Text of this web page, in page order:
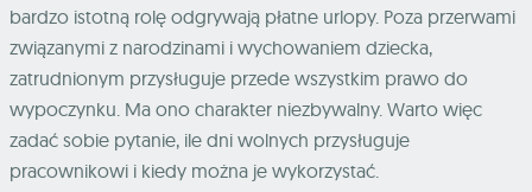
bardzo istotną rolę odgrywają płatne urlopy. Poza przerwami
związanymi z narodzinami i wychowaniem dziecka,
zatrudnionym przysługuje przede wszystkim prawo do
wypoczynku. Ma ono charakter niezbywalny. Warto więc
zadać sobie pytanie, ile dni wolnych przysługuje
pracownikowi i kiedy można je wykorzystać.